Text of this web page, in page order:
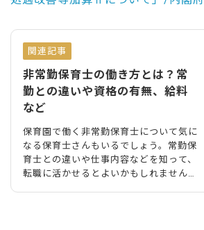
関連記事
非常勤保育士の働き方とは？常
勤との違いや資格の有無、給料
など
保育園で働く非常勤保育士について気に
なる保育士さんもいるでしょう。常勤保
育士との違いや仕事内容などを知って、
転職に活かせるとよいかもしれません。